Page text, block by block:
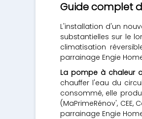
Guide complet
L'installation d'un
substantielles sur le
climatisation
parrainage Engie
La pompe à chaleur
chauffer l'eau du
consommé, elle
(MaPrimeRénov',
parrainage Engie